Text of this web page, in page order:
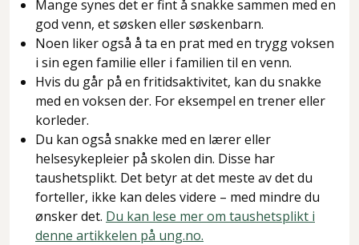
Mange synes det er fint å snakke sammen med en
god venn, et søsken eller søskenbarn.
Noen liker også å ta en prat med en trygg voksen
i sin egen familie eller i familien til en venn.
Hvis du går på en fritidsaktivitet, kan du snakke
med en voksen der. For eksempel en trener eller
korleder.
Du kan også snakke med en lærer eller
helsesykepleier på skolen din. Disse har
taushetsplikt. Det betyr at det meste av det du
forteller, ikke kan deles videre – med mindre du
ønsker det. Du kan lese mer om taushetsplikt i
denne artikkelen på ung.no.